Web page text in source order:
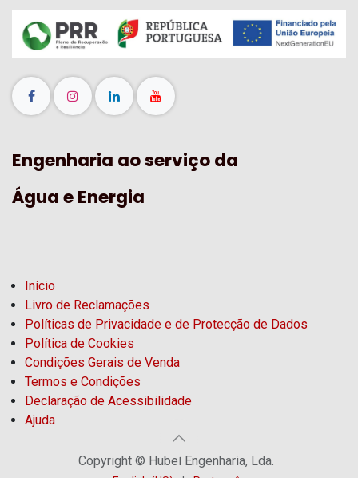
Engenharia ao serviço da
Água e Energia
Início
Livro de Reclamações
Políticas de Privacidade e de Protecção de Dados
Política de Cookies
Condições Gerais de Venda
Termos e Condições
Declaração de Acessibilidade
Ajuda
Copyright © Hubel Engenharia, Lda.